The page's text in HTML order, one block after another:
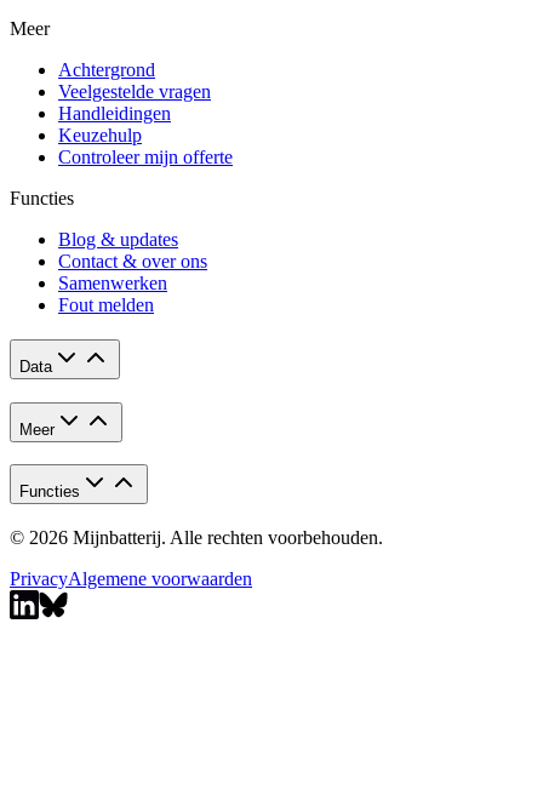
Meer
Achtergrond
Veelgestelde vragen
Handleidingen
Keuzehulp
Controleer mijn offerte
Functies
Blog & updates
Contact & over ons
Samenwerken
Fout melden
Data
Meer
Functies
© 2026 Mijnbatterij. Alle rechten voorbehouden.
PrivacyAlgemene voorwaarden